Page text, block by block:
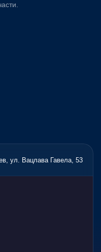
ул. Вацлава Гавела, 53